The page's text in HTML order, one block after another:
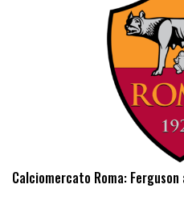
Calciomercato Roma: